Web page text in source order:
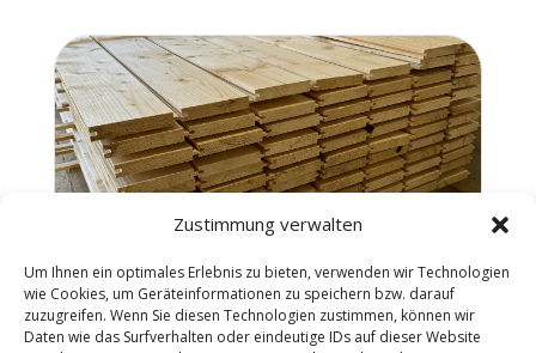
Zustimmung verwalten
Um Ihnen ein optimales Erlebnis zu bieten, verwenden wir Technologien
wie Cookies, um Geräteinformationen zu speichern bzw. darauf
zuzugreifen. Wenn Sie diesen Technologien zustimmen, können wir
Daten wie das Surfverhalten oder eindeutige IDs auf dieser Website
Dielen